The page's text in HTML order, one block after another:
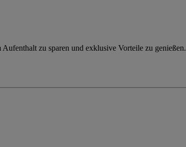
zu sparen und exklusive Vorteile zu genießen.